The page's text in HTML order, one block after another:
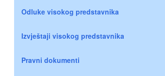
Odluke visokog predstavnika
Izvještaji visokog predstavnika
Pravni dokumenti